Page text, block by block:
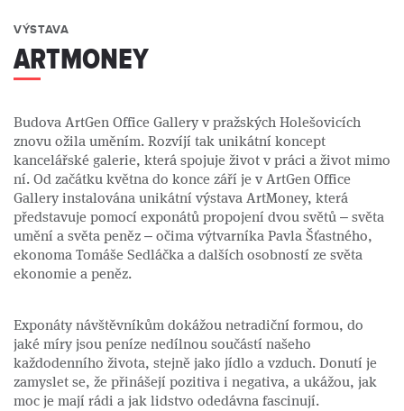
VÝSTAVA
ARTMONEY
Budova ArtGen Office Gallery v pražských Holešovicích
znovu ožila uměním. Rozvíjí tak unikátní koncept
kancelářské galerie, která spojuje život v práci a život mimo
ní. Od začátku května do konce září je v ArtGen Office
Gallery instalována unikátní výstava ArtMoney, která
představuje pomocí exponátů propojení dvou světů – světa
umění a světa peněz – očima výtvarníka Pavla Šťastného,
ekonoma Tomáše Sedláčka a dalších osobností ze světa
ekonomie a peněz.
Exponáty návštěvníkům dokážou netradiční formou, do
jaké míry jsou peníze nedílnou součástí našeho
každodenního života, stejně jako jídlo a vzduch. Donutí je
zamyslet se, že přinášejí pozitiva i negativa, a ukážou, jak
moc je mají rádi a jak lidstvo odedávna fascinují.